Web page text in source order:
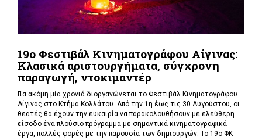
19ο Φεστιβάλ Κινηματογράφου Αίγινας:
Κλασικά αριστουργήματα, σύγχρονη
παραγωγή, ντοκιμαντέρ
Για ακόμη μία χρονιά διοργανώνεται το Φεστιβάλ Κινηματογράφου
Αίγινας στο Κτήμα Κολλάτου. Από την 1η έως τις 30 Αυγούστου, οι
θεατές θα έχουν την ευκαιρία να παρακολουθήσουν με ελεύθερη
είσοδο ένα πλούσιο πρόγραμμα με σημαντικά κινηματογραφικά
έργα, πολλές φορές με την παρουσία των δημιουργών. Το 19ο ΦΚ